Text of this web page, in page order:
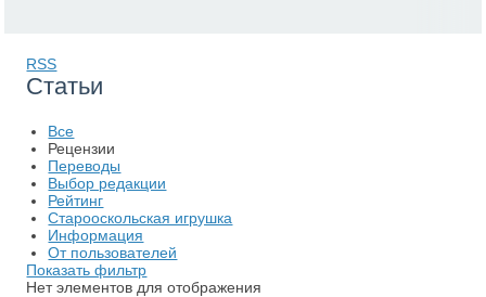
RSS
Статьи
Все
Рецензии
Переводы
Выбор редакции
Рейтинг
Старооскольская игрушка
Информация
От пользователей
Показать фильтр
Нет элементов для отображения